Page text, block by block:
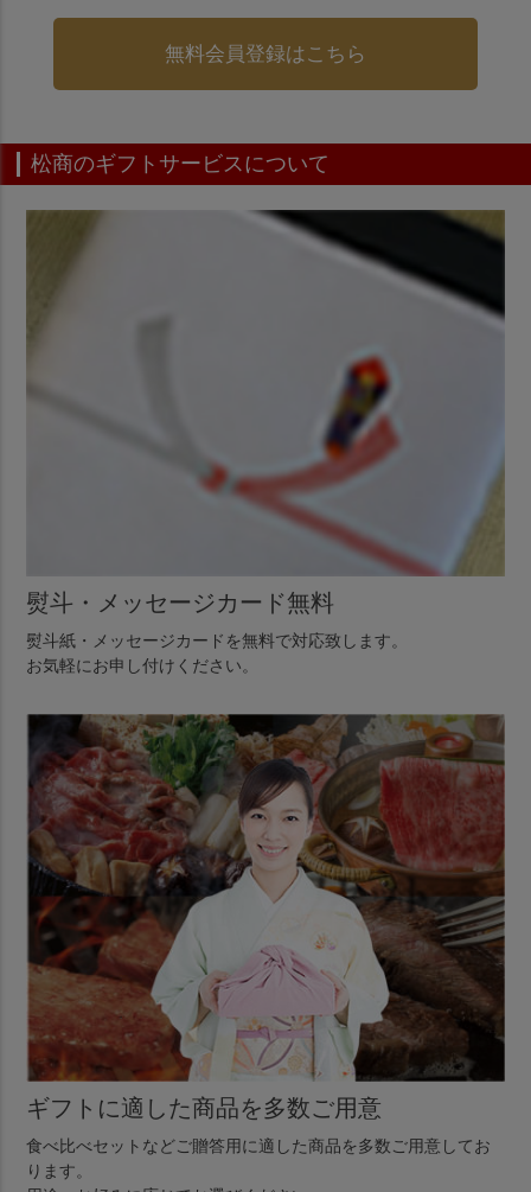
無料会員登録はこちら
松商のギフトサービスについて
熨斗・メッセージカード無料
熨斗紙・メッセージカードを無料で対応致します。
お気軽にお申し付けください。
ギフトに適した商品を多数ご用意
食べ比べセットなどご贈答用に適した商品を多数ご用意してお
ります。